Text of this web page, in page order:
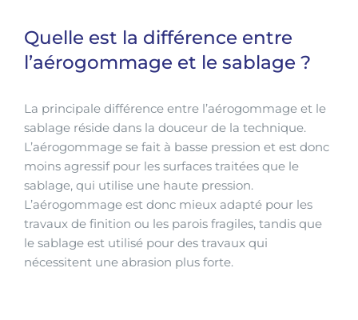
Quelle est la différence entre
l’aérogommage et le sablage ?
La principale différence entre l’aérogommage et le
sablage réside dans la douceur de la technique.
L’aérogommage se fait à basse pression et est donc
moins agressif pour les surfaces traitées que le
sablage, qui utilise une haute pression.
L’aérogommage est donc mieux adapté pour les
travaux de finition ou les parois fragiles, tandis que
le sablage est utilisé pour des travaux qui
nécessitent une abrasion plus forte.